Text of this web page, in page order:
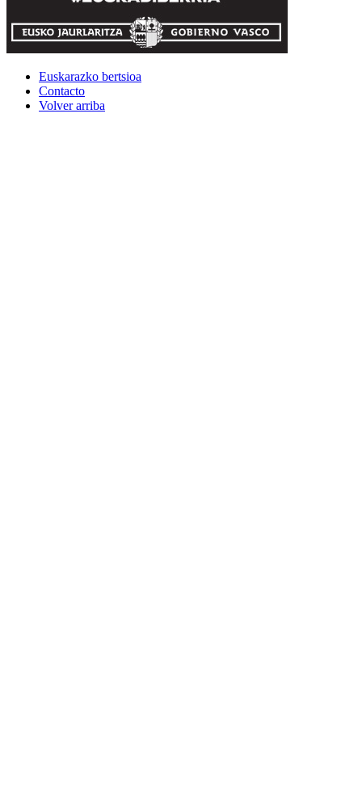
Euskarazko bertsioa
Contacto
Volver arriba